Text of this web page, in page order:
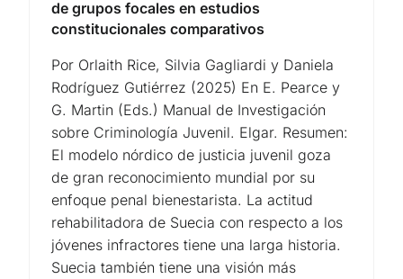
de grupos focales en estudios
constitucionales comparativos
Por Orlaith Rice, Silvia Gagliardi y Daniela
Rodríguez Gutiérrez (2025) En E. Pearce y
G. Martin (Eds.) Manual de Investigación
sobre Criminología Juvenil. Elgar. Resumen:
El modelo nórdico de justicia juvenil goza
de gran reconocimiento mundial por su
enfoque penal bienestarista. La actitud
rehabilitadora de Suecia con respecto a los
jóvenes infractores tiene una larga historia.
Suecia también tiene una visión más